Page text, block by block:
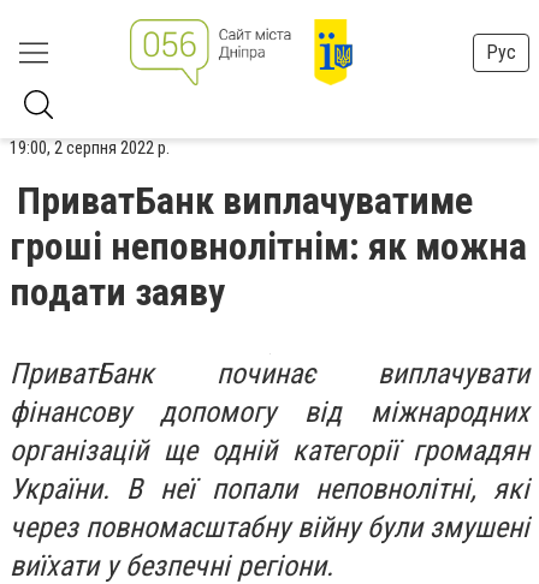
Рус
19:00, 2 серпня 2022 р.
ПриватБанк виплачуватиме
гроші неповнолітнім: як можна
подати заяву
ПриватБанк починає виплачувати
фінансову допомогу від міжнародних
організацій ще одній категорії громадян
України. В неї попали неповнолітні, які
через повномасштабну війну були змушені
виїхати у безпечні регіони.